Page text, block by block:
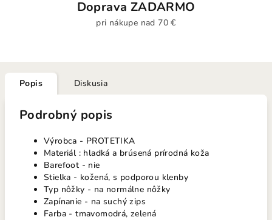
Doprava ZADARMO
pri nákupe nad 70 €
Popis Diskusia
Podrobný popis
Výrobca - PROTETIKA
Materiál : hladká a brúsená prírodná koža
Barefoot - nie
Stielka - kožená, s podporou klenby
Typ nôžky - na normálne nôžky
Zapínanie - na suchý zips
Farba - tmavomodrá, zelená